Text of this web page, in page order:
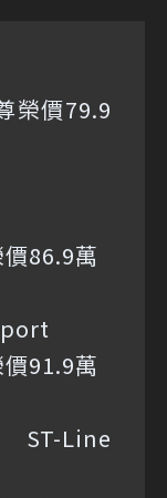
榮價79.9
86.9萬
91.9萬
Line